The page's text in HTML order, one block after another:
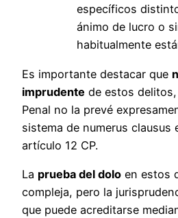
específicos
ánimo de lucro o
habitualmente
Es importante destacar que
imprudente de estos
Penal no la prevé
sistema de numerus clausus
artículo 12 CP.
La prueba del dolo en estos
compleja, pero la
que puede acreditarse